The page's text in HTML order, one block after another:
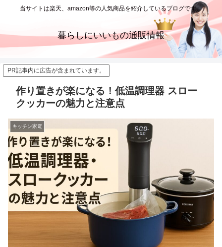
当サイトは楽天、amazon等の人気商品を紹介しているブログです。
暮らしにいいもの通販情報
PR記事内に広告が含まれています。
作り置きが楽になる！低温調理器 スロー
クッカーの魅力と注意点
キッチン家電